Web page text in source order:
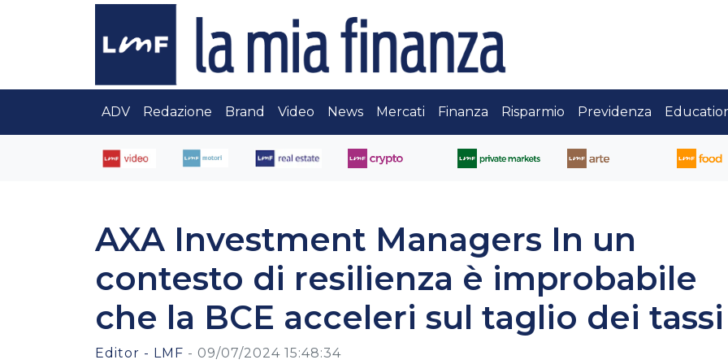
ADV Redazione Brand Video News Mercati Finanza Risparmio Previdenza
AXA Investment Managers In un
contesto di resilienza è improbabile
che la BCE acceleri sul taglio dei tassi
Editor - LMF - 09/07/2024 15:48:34